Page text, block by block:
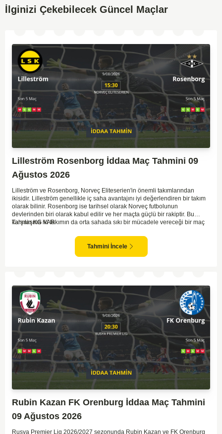
İlginizi Çekebilecek Güncel Maçlar
Lilleström Rosenborg İddaa Maç Tahmini 09
Ağustos 2026
Lilleström ve Rosenborg, Norveç Eliteserien'in önemli takımlarından
ikisidir. Lilleström genellikle iç saha avantajını iyi değerlendiren bir takım
olarak bilinir. Rosenborg ise tarihsel olarak Norveç futbolunun
devlerinden biri olarak kabul edilir ve her maçta güçlü bir rakiptir. Bu
karşılaşma iki takımın da orta sahada sıkı bir mücadele vereceği bir maç
oyunundaki etkisi birlikte düşünüldüğünde, maçın dengede geçmesi
olasıdır. İki takımın da gol atma potansiyeli yüksek olduğu için karşılıklı
Tahmin KG VAR
Tahmini İncele
Rubin Kazan FK Orenburg İddaa Maç Tahmini
09 Ağustos 2026
Rusya Premier Lig 2026/2027 sezonunda Rubin Kazan ve FK Orenburg